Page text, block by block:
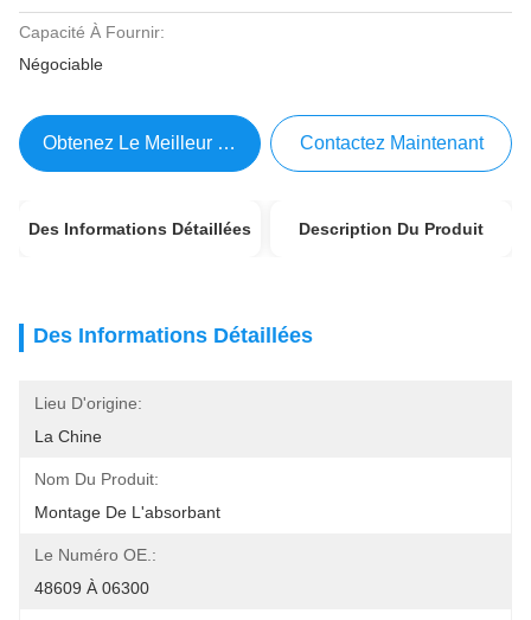
Capacité À Fournir:
Négociable
Obtenez Le Meilleur Prix Contactez Maintenant
Des Informations Détaillées Description Du Produit
Des Informations Détaillées
Lieu D'origine:
La Chine
Nom Du Produit:
Montage De L'absorbant
Le Numéro OE.:
48609 À 06300